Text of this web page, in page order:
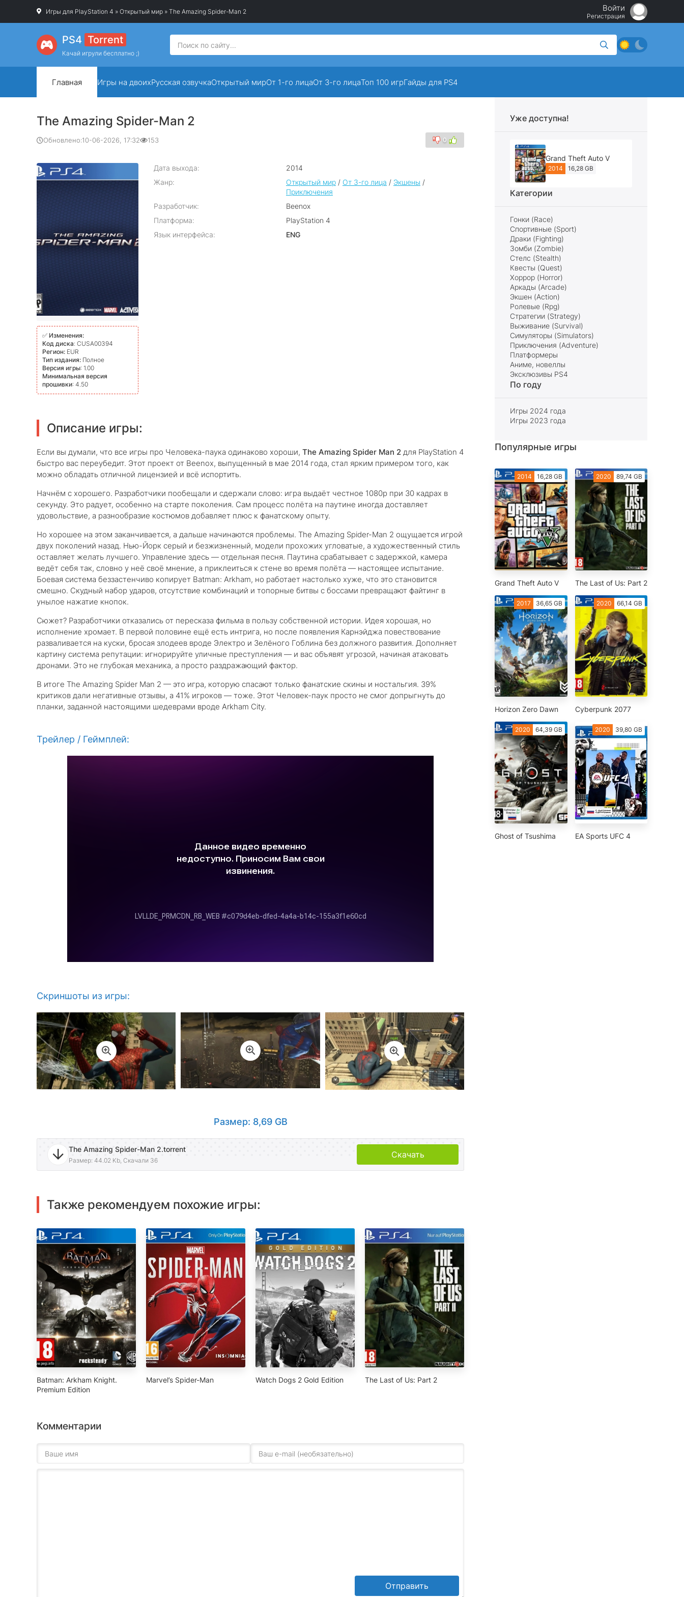
Игры для PlayStation 4 » Открытый мир » The Amazing Spider-Man 2 Войти
Регистрация
PS4 Torrent
Качай игрули бесплатно ;)
Главная Игры на двоихРусская озвучкаОткрытый мирОт 1-го лицаОт 3-го лицаТоп 100 игрГайды для PS4
The Amazing Spider-Man 2
Обновлено:10-06-2026, 17:32 153 0
✅ Изменения:
Код диска: CUSA00394
Регион: EUR
Тип издания: Полное
Версия игры: 1.00
Минимальная версия
прошивки: 4.50
Дата выхода:
2014
Жанр:
Открытый мир / От 3-го лица / Экшены /
Приключения
Разработчик:
Beenox
Платформа:
PlayStation 4
Язык интерфейса:
ENG
Описание игры:
Если вы думали, что все игры про Человека-паука одинаково хороши, The Amazing Spider Man 2 для PlayStation 4
быстро вас переубедит. Этот проект от Beenox, выпущенный в мае 2014 года, стал ярким примером того, как
можно обладать отличной лицензией и всё испортить.
Начнём с хорошего. Разработчики пообещали и сдержали слово: игра выдаёт честное 1080p при 30 кадрах в
секунду. Это радует, особенно на старте поколения. Сам процесс полёта на паутине иногда доставляет
удовольствие, а разнообразие костюмов добавляет плюс к фанатскому опыту.
Но хорошее на этом заканчивается, а дальше начинаются проблемы. The Amazing Spider-Man 2 ощущается игрой
двух поколений назад. Нью-Йорк серый и безжизненный, модели прохожих угловатые, а художественный стиль
оставляет желать лучшего. Управление здесь — отдельная песня. Паутина срабатывает с задержкой, камера
ведёт себя так, словно у неё своё мнение, а приклеиться к стене во время полёта — настоящее испытание.
Боевая система беззастенчиво копирует Batman: Arkham, но работает настолько хуже, что это становится
смешно. Скудный набор ударов, отсутствие комбинаций и топорные битвы с боссами превращают файтинг в
унылое нажатие кнопок.
Сюжет? Разработчики отказались от пересказа фильма в пользу собственной истории. Идея хорошая, но
исполнение хромает. В первой половине ещё есть интрига, но после появления Карнэйджа повествование
разваливается на куски, бросая злодеев вроде Электро и Зелёного Гоблина без должного развития. Дополняет
картину система репутации: игнорируйте уличные преступления — и вас объявят угрозой, начиная атаковать
дронами. Это не глубокая механика, а просто раздражающий фактор.
В итоге The Amazing Spider Man 2 — это игра, которую спасают только фанатские скины и ностальгия. 39%
критиков дали негативные отзывы, а 41% игроков — тоже. Этот Человек-паук просто не смог допрыгнуть до
планки, заданной настоящими шедеврами вроде Arkham City.
Трейлер / Геймплей:
Скриншоты из игры:
Размер: 8,69 GB
The Amazing Spider-Man 2.torrent
Размер: 44.02 Kb, Скачали 36
Скачать
Также рекомендуем похожие игры:
Batman: Arkham Knight.
Premium Edition
Marvel’s Spider-Man Watch Dogs 2 Gold Edition The Last of Us: Part 2
Комментарии
Отправить
Уже доступна!
Grand Theft Auto V
2014 16,28 GB
Категории
Гонки (Race)
Спортивные (Sport)
Драки (Fighting)
Зомби (Zombie)
Стелс (Stealth)
Квесты (Quest)
Хоррор (Horror)
Аркады (Arcade)
Экшен (Action)
Ролевые (Rpg)
Стратегии (Strategy)
Выживание (Survival)
Симуляторы (Simulators)
Приключения (Adventure)
Платформеры
Аниме, новеллы
Эксклюзивы PS4
По году
Игры 2024 года
Игры 2023 года
Популярные игры
2014 16,28 GB
Grand Theft Auto V
2020 89,74 GB
The Last of Us: Part 2
2017 36,65 GB
Horizon Zero Dawn
2020 66,14 GB
Cyberpunk 2077
2020 64,39 GB
Ghost of Tsushima
2020 39,80 GB
EA Sports UFC 4